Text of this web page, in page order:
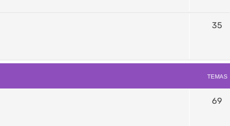
35
TEMAS
69